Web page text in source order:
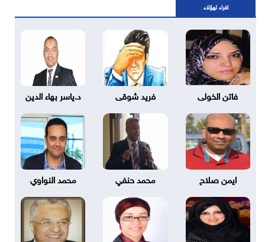
اقراء لهؤلاء
فاتن الخولى فريد شوقى د.ياسر بهاء الدين
ايمن صلاح محمد حنفي محمد النواوي